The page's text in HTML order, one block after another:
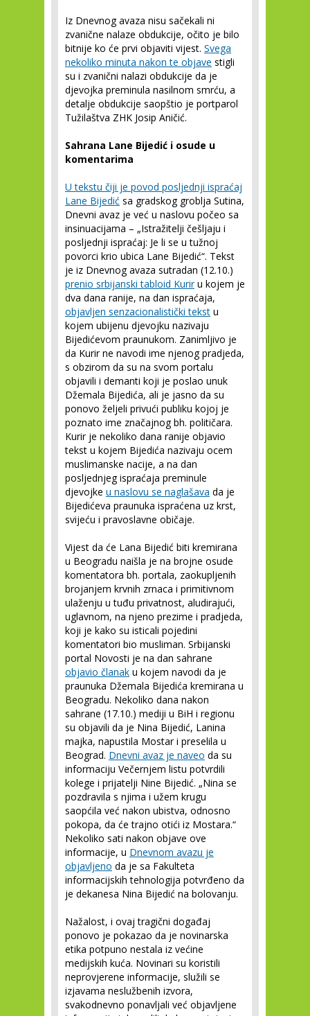
Iz Dnevnog avaza nisu sačekali ni
zvanične nalaze obdukcije, očito je bilo
bitnije ko će prvi objaviti vijest. Svega
nekoliko minuta nakon te objave stigli
su i zvanični nalazi obdukcije da je
djevojka preminula nasilnom smrću, a
detalje obdukcije saopštio je portparol
Tužilaštva ZHK Josip Aničić.
Sahrana Lane Bijedić i osude u
komentarima
U tekstu čiji je povod posljednji ispraćaj
Lane Bijedić sa gradskog groblja Sutina,
Dnevni avaz je već u naslovu počeo sa
insinuacijama – „Istražitelji češljaju i
posljednji ispraćaj: Je li se u tužnoj
povorci krio ubica Lane Bijedić“. Tekst
je iz Dnevnog avaza sutradan (12.10.)
prenio srbijanski tabloid Kuriru kojem je
dva dana ranije, na dan ispraćaja,
objavljen senzacionalistički tekst u
kojem ubijenu djevojku nazivaju
Bijedićevom praunukom. Zanimljivo je
da Kurir ne navodi ime njenog pradjeda,
s obzirom da su na svom portalu
objavili i demanti koji je poslao unuk
Džemala Bijedića, ali je jasno da su
ponovo željeli privući publiku kojoj je
poznato ime značajnog bh. političara.
Kurir je nekoliko dana ranije objavio
tekst u kojem Bijedića nazivaju ocem
muslimanske nacije, a na dan
posljednjeg ispraćaja preminule
djevojke u naslovu se naglašava da je
Bijedićeva praunuka ispraćena uz krst,
svijeću i pravoslavne običaje.
Vijest da će Lana Bijedić biti kremirana
u Beogradu naišla je na brojne osude
komentatora bh. portala, zaokupljenih
brojanjem krvnih zrnaca i primitivnom
ulaženju u tuđu privatnost, aludirajući,
uglavnom, na njeno prezime i pradjeda,
koji je kako su isticali pojedini
komentatori bio musliman. Srbijanski
portal Novosti je na dan sahrane
objavio članak u kojem navodi da je
praunuka Džemala Bijedića kremirana u
Beogradu. Nekoliko dana nakon
sahrane (17.10.) mediji u BiH i regionu
su objavili da je Nina Bijedić, Lanina
majka, napustila Mostar i preselila u
Beograd. Dnevni avaz je naveo da su
informaciju Večernjem listu potvrdili
kolege i prijatelji Nine Bijedić. „Nina se
pozdravila s njima i užem krugu
saopćila već nakon ubistva, odnosno
pokopa, da će trajno otići iz Mostara.“
Nekoliko sati nakon objave ove
informacije, u Dnevnom avazu je
objavljeno da je sa Fakulteta
informacijskih tehnologija potvrđeno da
je dekanesa Nina Bijedić na bolovanju.
Nažalost, i ovaj tragični događaj
ponovo je pokazao da je novinarska
etika potpuno nestala iz većine
medijskih kuća. Novinari su koristili
neprovjerene informacije, služili se
izjavama neslužbenih izvora,
svakodnevno ponavljali već objavljene